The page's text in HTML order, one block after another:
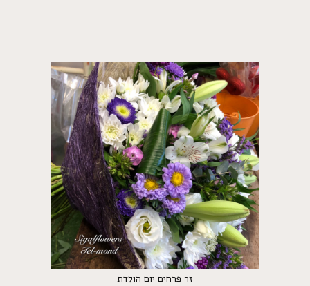
זר פרחים יום הולדת